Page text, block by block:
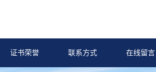
证书荣誉 联系方式 在线留言